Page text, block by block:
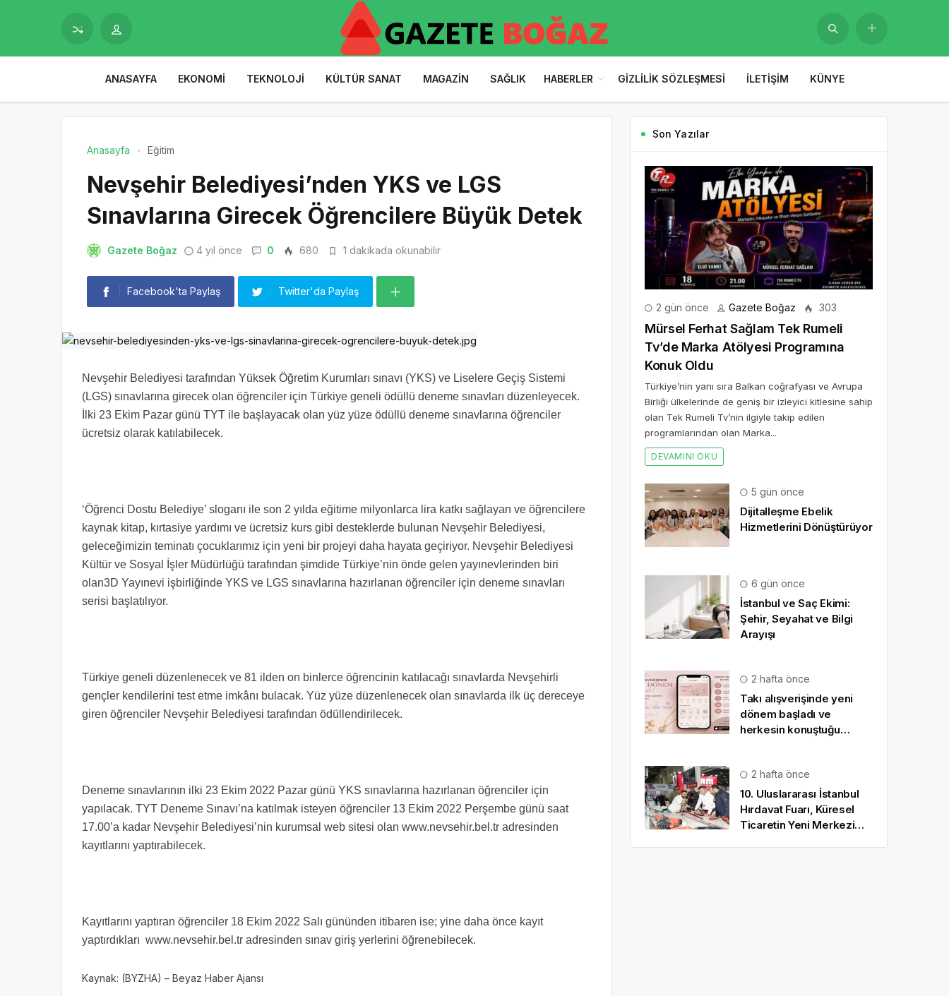
ANASAYFA EKONOMI TEKNOLOJI KÜLTÜR SANAT MAGAZIN SAĞLIK HABERLER GIZLILIK SÖZLEŞMESI İLETIŞIM KÜNYE
Anasayfa Eğitim
Nevşehir Belediyesi’nden YKS ve LGS
Sınavlarına Girecek Öğrencilere Büyük Detek
Gazete Boğaz 4 yıl önce 0 680 1 dakikada okunabilir
Facebook'ta Paylaş Twitter'da Paylaş
Nevşehir Belediyesi tarafından Yüksek Öğretim Kurumları sınavı (YKS) ve Liselere Geçiş Sistemi
(LGS) sınavlarına girecek olan öğrenciler için Türkiye geneli ödüllü deneme sınavları düzenleyecek.
İlki 23 Ekim Pazar günü TYT ile başlayacak olan yüz yüze ödüllü deneme sınavlarına öğrenciler
ücretsiz olarak katılabilecek.
‘Öğrenci Dostu Belediye’ sloganı ile son 2 yılda eğitime milyonlarca lira katkı sağlayan ve öğrencilere
kaynak kitap, kırtasiye yardımı ve ücretsiz kurs gibi desteklerde bulunan Nevşehir Belediyesi,
geleceğimizin teminatı çocuklarımız için yeni bir projeyi daha hayata geçiriyor. Nevşehir Belediyesi
Kültür ve Sosyal İşler Müdürlüğü tarafından şimdide Türkiye’nin önde gelen yayınevlerinden biri
olan3D Yayınevi işbirliğinde YKS ve LGS sınavlarına hazırlanan öğrenciler için deneme sınavları
serisi başlatılıyor.
Türkiye geneli düzenlenecek ve 81 ilden on binlerce öğrencinin katılacağı sınavlarda Nevşehirli
gençler kendilerini test etme imkânı bulacak. Yüz yüze düzenlenecek olan sınavlarda ilk üç dereceye
giren öğrenciler Nevşehir Belediyesi tarafından ödüllendirilecek.
Deneme sınavlarının ilki 23 Ekim 2022 Pazar günü YKS sınavlarına hazırlanan öğrenciler için
yapılacak. TYT Deneme Sınavı’na katılmak isteyen öğrenciler 13 Ekim 2022 Perşembe günü saat
17.00’a kadar Nevşehir Belediyesi’nin kurumsal web sitesi olan www.nevsehir.bel.tr adresinden
kayıtlarını yaptırabilecek.
Kayıtlarını yaptıran öğrenciler 18 Ekim 2022 Salı gününden itibaren ise; yine daha önce kayıt
yaptırdıkları www.nevsehir.bel.tr adresinden sınav giriş yerlerini öğrenebilecek.
Kaynak: (BYZHA) – Beyaz Haber Ajansı
Son Yazılar
2 gün önce Gazete Boğaz 303
Mürsel Ferhat Sağlam Tek Rumeli
Tv’de Marka Atölyesi Programına
Konuk Oldu
Türkiye’nin yanı sıra Balkan coğrafyası ve Avrupa
Birliği ülkelerinde de geniş bir izleyici kitlesine sahip
olan Tek Rumeli Tv’nin ilgiyle takip edilen
programlarından olan Marka...
DEVAMINI OKU
5 gün önce
Dijitalleşme Ebelik
Hizmetlerini Dönüştürüyor
6 gün önce
İstanbul ve Saç Ekimi:
Şehir, Seyahat ve Bilgi
Arayışı
2 hafta önce
Takı alışverişinde yeni
dönem başladı ve
herkesin konuştuğu
2 hafta önce
10. Uluslararası İstanbul
Hırdavat Fuarı, Küresel
Ticaretin Yeni Merkezi